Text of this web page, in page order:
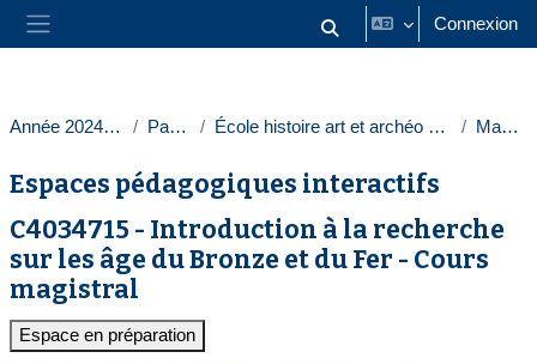
Passer au contenu principal
Panneau latéral Activer/désactiver la saisie
Connexion
Année 2024-2025 Paris 1 École histoire art et archéo Sorbonne Masters
Espaces pédagogiques interactifs
C4034715 - Introduction à la recherche
sur les âge du Bronze et du Fer - Cours
magistral
Espace en préparation